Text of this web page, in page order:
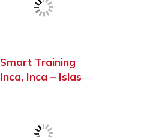
Smart Training
Inca, Inca – Islas